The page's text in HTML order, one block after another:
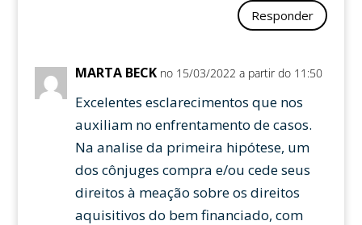
Responder
MARTA BECK no 15/03/2022 a partir do 11:50
Excelentes esclarecimentos que nos
auxiliam no enfrentamento de casos.
Na analise da primeira hipótese, um
dos cônjuges compra e/ou cede seus
direitos à meação sobre os direitos
aquisitivos do bem financiado, com